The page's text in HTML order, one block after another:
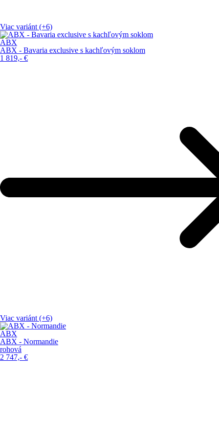
Viac variánt (+6)
ABX
ABX - Bavaria exclusive s kachľovým soklom
1 819,- €
Viac variánt (+6)
ABX
ABX - Normandie
rohová
2 747,- €